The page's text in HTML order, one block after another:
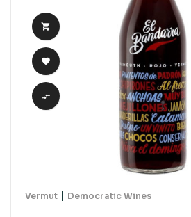
Vermut | Democratic Wines


